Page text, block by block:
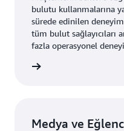
bulutu kullanmalarına
sürede edinilen
tüm bulut sağlayıcıları
fazla operasyonel
Medya ve